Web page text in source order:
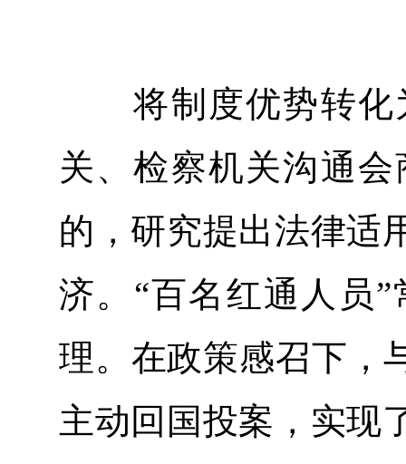
将制度优势转化
关、检察机关沟通
的，研究提出法律适
济。“百名红通人员
理。在政策感召下，
主动回国投案，实现